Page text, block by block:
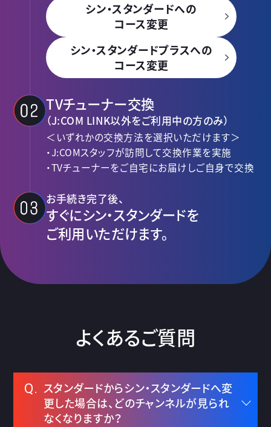
シン・スタンダードへの
コース変更
シン・スタンダードプラスへの
コース変更
TVチューナー交換
（J:COM LINK以外をご利用中の方のみ）
＜いずれかの交換方法を選択いただけます＞
・J:COMスタッフが訪問して交換作業を実施
・TVチューナーをご自宅にお届けしご自身で交換
お手続き完了後、
すぐにシン・スタンダードを
ご利用いただけます。
よくあるご質問
Q. スタンダードからシン・スタンダードへ変
更した場合は、どのチャンネルが見られ
なくなりますか？